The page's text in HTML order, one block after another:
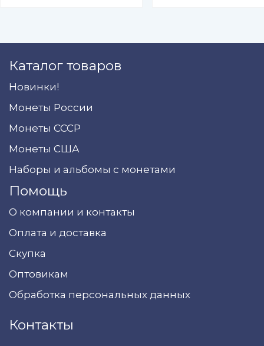
Каталог товаров
Новинки!
Монеты России
Монеты СССР
Монеты США
Наборы и альбомы с монетами
Помощь
О компании и контакты
Оплата и доставка
Скупка
Оптовикам
Обработка персональных данных
Контакты